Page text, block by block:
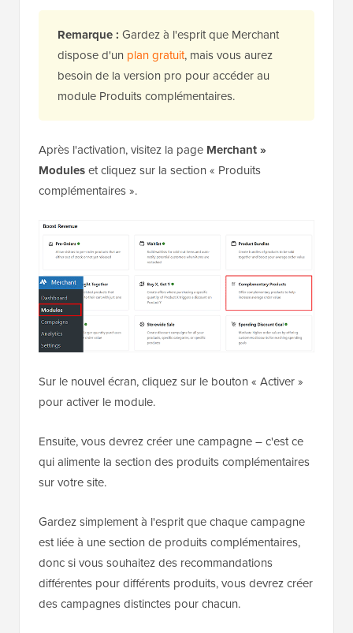
Remarque : Gardez à l'esprit que Merchant
dispose d'un plan gratuit, mais vous aurez
besoin de la version pro pour accéder au
module Produits complémentaires.
Après l'activation, visitez la page Merchant »
Moduleset cliquez sur la section « Produits
complémentaires ».
Sur le nouvel écran, cliquez sur le bouton « Activer »
pour activer le module.
Ensuite, vous devrez créer une campagne – c'est ce
qui alimente la section des produits complémentaires
sur votre site.
Gardez simplement à l'esprit que chaque campagne
est liée à une section de produits complémentaires,
donc si vous souhaitez des recommandations
différentes pour différents produits, vous devrez créer
des campagnes distinctes pour chacun.